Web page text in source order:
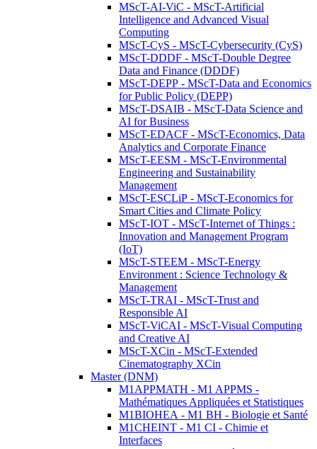
MScT-AI-ViC - MScT-Artificial
Intelligence and Advanced Visual
Computing
MScT-CyS - MScT-Cybersecurity (CyS)
MScT-DDDF - MScT-Double Degree
Data and Finance (DDDF)
MScT-DEPP - MScT-Data and Economics
for Public Policy (DEPP)
MScT-DSAIB - MScT-Data Science and
AI for Business
MScT-EDACF - MScT-Economics, Data
Analytics and Corporate Finance
MScT-EESM - MScT-Environmental
Engineering and Sustainability
Management
MScT-ESCLiP - MScT-Economics for
Smart Cities and Climate Policy
MScT-IOT - MScT-Internet of Things :
Innovation and Management Program
(IoT)
MScT-STEEM - MScT-Energy
Environment : Science Technology &
Management
MScT-TRAI - MScT-Trust and
Responsible AI
MScT-ViCAI - MScT-Visual Computing
and Creative AI
MScT-XCin - MScT-Extended
Cinematography XCin
Master (DNM)
M1APPMATH - M1 APPMS -
Mathématiques Appliquées et Statistiques
M1BIOHEA - M1 BH - Biologie et Santé
M1CHEINT - M1 CI - Chimie et
Interfaces